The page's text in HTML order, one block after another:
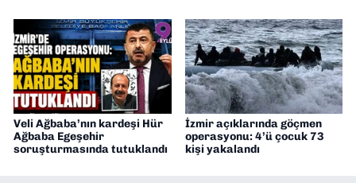
Veli Ağbaba’nın kardeşi Hür
Ağbaba Egeşehir
soruşturmasında tutuklandı
İzmir açıklarında göçmen
operasyonu: 4’ü çocuk 73
kişi yakalandı